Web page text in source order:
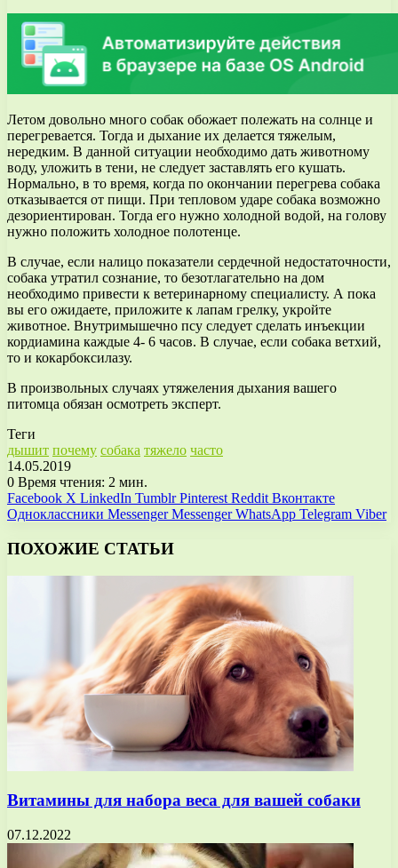
Летом довольно много собак обожает полежать на солнце и
перегревается. Тогда и дыхание их делается тяжелым,
нередким. В данной ситуации необходимо дать животному
воду, уложить в тени, не следует заставлять его кушать.
Нормально, в то время, когда по окончании перегрева собака
отказывается от пищи. При тепловом ударе собака возможно
дезориентирован. Тогда его нужно холодной водой, на голову
нужно положить холодное полотенце.
В случае, если налицо показатели сердечной недостаточности,
собака утратил сознание, то безотлагательно на дом
необходимо привести к ветеринарному специалисту. А пока
вы его ожидаете, приложите к лапам грелку, укройте
животное. Внутримышечно псу следует сделать инъекции
кордиамина каждые 4- 6 часов. В случае, если собака ветхий,
то и кокарбоксилазу.
В произвольных случаях утяжеления дыхания вашего
питомца обязан осмотреть эксперт.
Теги
дышит почему собака тяжело часто
14.05.2019
0 Время чтения: 2 мин.
Facebook X LinkedIn Tumblr Pinterest Reddit Вконтакте
Одноклассники Messenger Messenger WhatsApp Telegram Viber
ПОХОЖИЕ СТАТЬИ
Витамины для набора веса для вашей собаки
07.12.2022